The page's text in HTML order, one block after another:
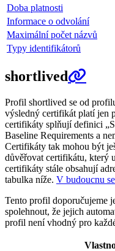
Doba platnosti
Informace o odvolání
Maximální počet názvů
Typy identifikátorů
shortlived
Profil shortlived se od
výsledný certifikát platí jen
certifikáty splňují definici
Baseline Requirements a
Certifikáty tak mohou být
důvěřovat certifikátu, který
certifikáty stále obsahují
tabulka níže. V budoucnu
Tento profil doporučujeme
spolehnout, že jejich
profil není vhodný pro